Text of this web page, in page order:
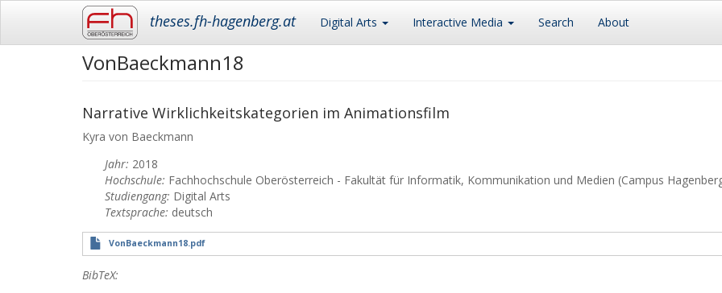
theses.fh-hagenberg.at
Main
navigation
Digital Arts Interactive Media Search About
VonBaeckmann18
Narrative Wirklichkeitskategorien im Animationsfilm
Kyra von Baeckmann
Jahr: 2018
Hochschule: Fachhochschule Oberösterreich - Fakultät für Informatik, Kommunikation und Medien (Campus
Studiengang: Digital Arts
Textsprache: deutsch
VonBaeckmann18.pdf
BibTeX: